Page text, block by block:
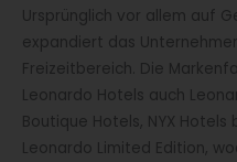
Ursprünglich vor allem auf
expandiert das
Freizeitbereich. Die
Leonardo Hotels auch
Boutique Hotels, NYX
Leonardo Limited Edition,